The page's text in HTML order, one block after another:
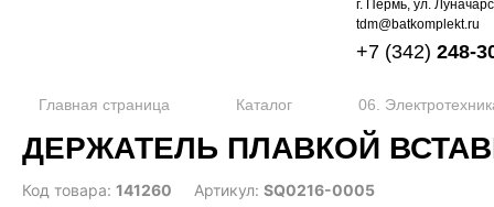
г. Пермь, ул.
tdm@batkomplekt.ru
+7 (342) 248-
Главная страница Каталог 06.
ДЕРЖАТЕЛЬ ПЛАВКОЙ
Код товара: 141260 Артикул: SQ0216-0005